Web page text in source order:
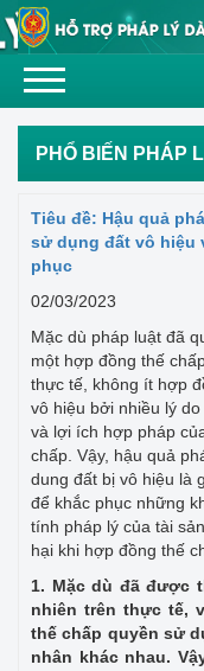
PHỔ BIẾN PHÁP
Tiêu đề: Hậu quả
sử dụng đất vô hiệu
phục
02/03/2023
Mặc dù pháp luật đã
một hợp đồng thế
thực tế, không ít hợp
vô hiệu bởi nhiều lý
và lợi ích hợp pháp
chấp. Vậy, hậu quả
dung đất bị vô hiệu là
để khắc phục những
tính pháp lý của tài
hại khi hợp đồng thế
1. Mặc dù đã được
nhiên trên thực tế,
thế chấp quyền sử
nhân khác nhau.